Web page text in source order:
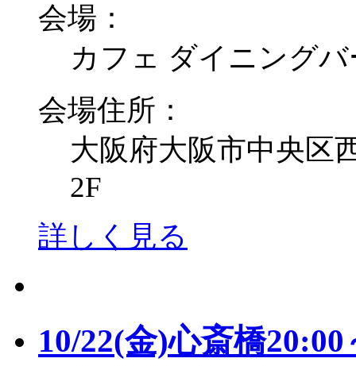
会場：
カフェ ダイニング
会場住所：
大阪府大阪市中央区
2F
詳しく見る
10/22(金)心斎橋